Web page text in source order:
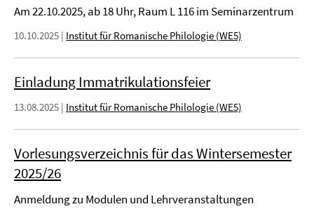
Am 22.10.2025, ab 18 Uhr, Raum L 116 im Seminarzentrum
10.10.2025 | Institut für Romanische Philologie (WE5)
Einladung Immatrikulationsfeier
13.08.2025 | Institut für Romanische Philologie (WE5)
Vorlesungsverzeichnis für das Wintersemester
2025/26
Anmeldung zu Modulen und Lehrveranstaltungen